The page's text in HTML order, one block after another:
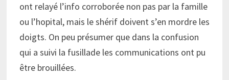
ont relayé l’info corroborée non pas par la famille
ou l’hopital, mais le shérif doivent s’en mordre les
doigts. On peu présumer que dans la confusion
qui a suivi la fusillade les communications ont pu
être brouillées.